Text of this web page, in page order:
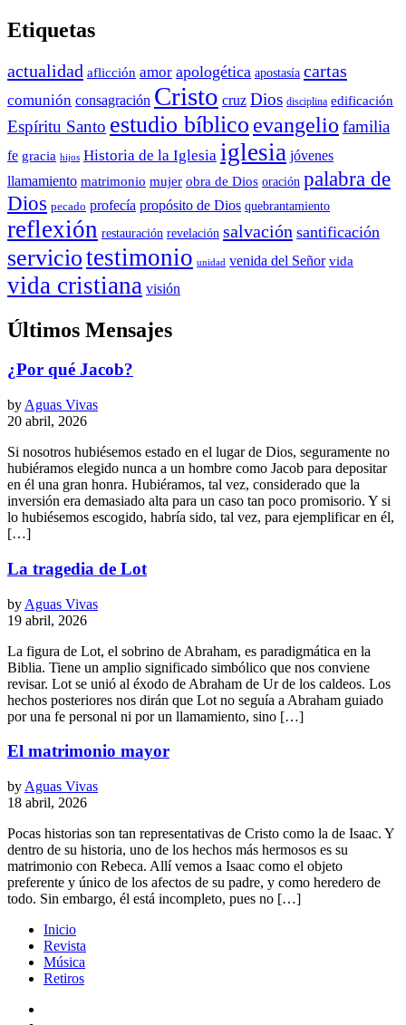
Etiquetas
actualidad aflicción amor apologética apostasía cartas
comunión consagración Cristo cruz Dios disciplina edificación
Espíritu Santo estudio bíblico evangelio familia
fe gracia hijos Historia de la Iglesia iglesia jóvenes
llamamiento matrimonio mujer obra de Dios oración palabra de
Dios pecado profecía propósito de Dios quebrantamiento
reflexión restauración revelación salvación santificación
serviciotestimonio unidad venida del Señor vida
vida cristiana visión
Últimos Mensajes
¿Por qué Jacob?
by Aguas Vivas
20 abril, 2026
Si nosotros hubiésemos estado en el lugar de Dios, seguramente no
hubiéramos elegido nunca a un hombre como Jacob para depositar
en él una gran honra. Hubiéramos, tal vez, considerado que la
inversión era demasiado alta para un caso tan poco promisorio. Y si
lo hubiésemos escogido, habría sido, tal vez, para ejemplificar en él,
[…]
La tragedia de Lot
by Aguas Vivas
19 abril, 2026
La figura de Lot, el sobrino de Abraham, es paradigmática en la
Biblia. Tiene un amplio significado simbólico que nos conviene
revisar. Lot se unió al éxodo de Abraham de Ur de los caldeos. Los
hechos posteriores nos dirán que Lot no seguía a Abraham guiado
por una fe personal ni por un llamamiento, sino […]
El matrimonio mayor
by Aguas Vivas
18 abril, 2026
Pocas historias son tan representativas de Cristo como la de Isaac. Y
dentro de su historia, uno de los hechos más hermosos es su
matrimonio con Rebeca. Allí vemos a Isaac como el objeto
preferente y único de los afectos de su padre, y como heredero de
todo. Sin embargo, él está incompleto, pues no […]
Inicio
Revista
Música
Retiros